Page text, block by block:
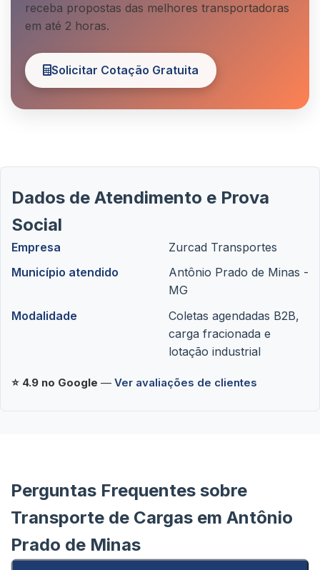
receba propostas das melhores transportadoras
em até 2 horas.
Solicitar Cotação Gratuita
Dados de Atendimento e Prova
Social
Empresa
Zurcad Transportes
Município atendido
Antônio Prado de Minas -
MG
Modalidade
Coletas agendadas B2B,
carga fracionada e
lotação industrial
⭐ 4.9 no Google — Ver avaliações de clientes
Perguntas Frequentes sobre
Transporte de Cargas em Antônio
Prado de Minas